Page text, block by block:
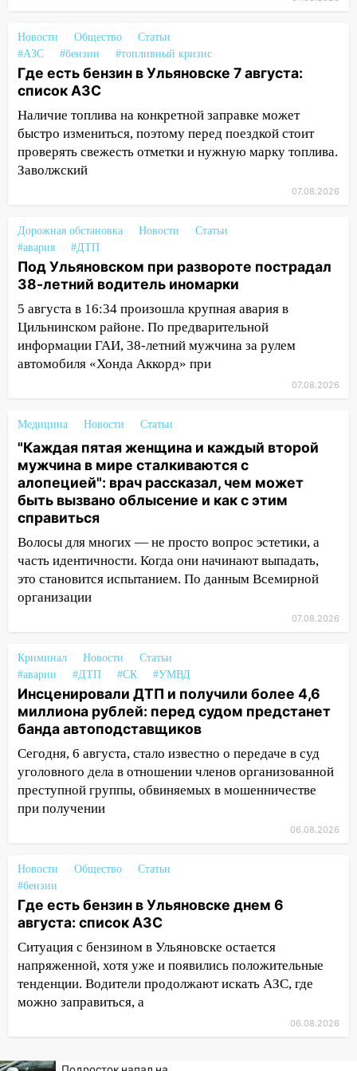
подростка в сквере
13:01 В Димитровграде мужчина
выбросил из машины страйкбольную
гранату: его задержали
12:34 На Ульяновскую область
надвигается сильнейшая непогода: град
и шквал до 27 м/с
12:20
В Чердаклинском районе
столкнулись «Лада» и Chevrolet:
пострадал 14-летний подросток
12:00 Где есть бензин в Ульяновске 7
августа: список АЗС
11:50 Заснул рядом с ребёнком и
11:38
В Ленинском районе пожар
полностью уничтожил дачный дом и
сарай
11:38 В Госдуме предложили отменить
ЕГЭ с 2027 года
11:25 В Ульяновске ИИ будет выявлять
нарушителей на контейнерных
площадках
11:20 Ульяновская шахматистка
11:16
В Ульяновске открыли памятную
доску декабристу Кондратию Рылееву
10:40 В Ульяновске спасатели ночью
нашли потерявшегося в заброшенных
садах 79-летнего мужчину
10:26 На нескольких улицах Ульяновска
временно отключили холодную воду
В Ульяновске двоих участников
09:52
соседними Татарстаном и Саратовской
областью
09:41 Диана Шурыгина уверовала в
Бога в СИЗО
09:35
В Ульяновске директора фирмы
будут судить за неуплату налогов на 48
08:22
Подросток на питбайке сбил
Новости Общество
Статьи
#АЗС
#бензин #топливный кризис
Где есть бензин в Ульяновске 7 августа:
список АЗС
Наличие топлива на конкретной заправке может
быстро измениться, поэтому перед поездкой стоит
проверять свежесть отметки и нужную марку топлива.
Заволжский
07.08.2026
Дорожная обстановка Новости
Статьи
#авария
#ДТП
Под Ульяновском при развороте пострадал
38-летний водитель иномарки
5 августа в 16:34 произошла крупная авария в
Цильнинском районе. По предварительной
информации ГАИ, 38-летний мужчина за рулем
автомобиля «Хонда Аккорд» при
07.08.2026
Медицина Новости Статьи
"Каждая пятая женщина и каждый второй
мужчина в мире сталкиваются с
алопецией": врач рассказал, чем может
быть вызвано облысение и как с этим
справиться
Волосы для многих — не просто вопрос эстетики, а
часть идентичности. Когда они начинают выпадать,
это становится испытанием. По данным Всемирной
организации
07.08.2026
Криминал Новости
Статьи
#аварии
#ДТП #СК #УМВД
Инсценировали ДТП и получили более 4,6
миллиона рублей: перед судом предстанет
банда автоподставщиков
Сегодня, 6 августа, стало известно о передаче в суд
уголовного дела в отношении членов организованной
преступной группы, обвиняемых в мошенничестве
при получении
06.08.2026
Новости Общество
Статьи
#бензин
Где есть бензин в Ульяновске днем 6
августа: список АЗС
Ситуация с бензином в Ульяновске остается
напряженной, хотя уже и появились положительные
тенденции. Водители продолжают искать АЗС, где
можно заправиться, а
06.08.2026